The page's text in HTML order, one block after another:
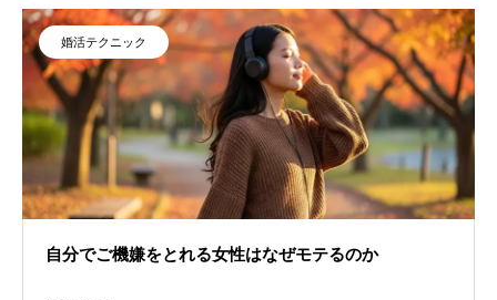
婚活テクニック
自分でご機嫌をとれる女性はなぜモテるのか